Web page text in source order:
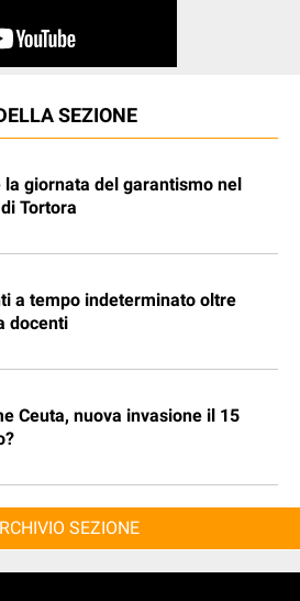
SEZIONE
la giornata del garantismo nel
Tortora
a tempo indeterminato oltre
docenti
Ceuta, nuova invasione il 15
SEZIONE